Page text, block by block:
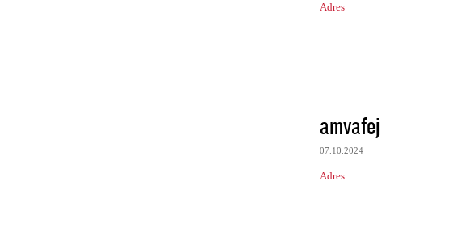
Adres
amvafej
07.10.2024
Adres